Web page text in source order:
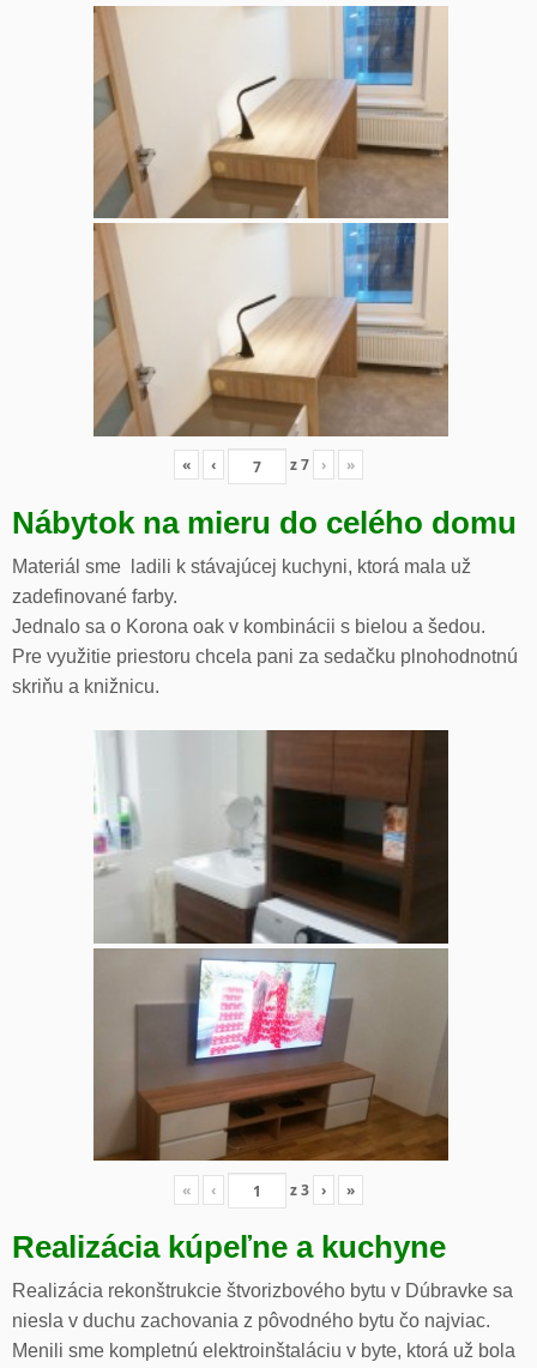
« ‹ z7 › »
Nábytok na mieru do celého domu
Materiál sme ladili k stávajúcej kuchyni, ktorá mala už
zadefinované farby.
Jednalo sa o Korona oak v kombinácii s bielou a šedou.
Pre využitie priestoru chcela pani za sedačku plnohodnotnú
skriňu a knižnicu.
« ‹ z3 › »
Realizácia kúpeľne a kuchyne
Realizácia rekonštrukcie štvorizbového bytu v Dúbravke sa
niesla v duchu zachovania z pôvodného bytu čo najviac.
Menili sme kompletnú elektroinštaláciu v byte, ktorá už bola